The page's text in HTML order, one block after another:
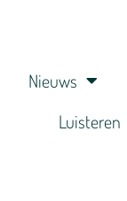
Nieuws
Luisteren